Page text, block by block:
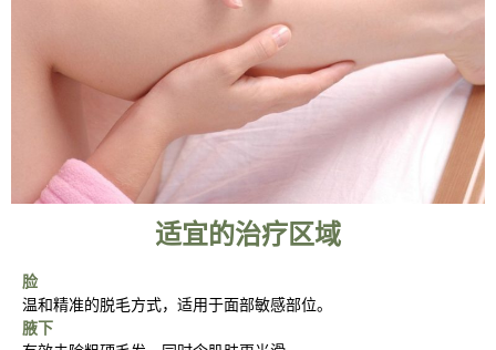
适宜的治疗区域
脸
温和精准的脱毛方式，适用于面部敏感部位。
腋下